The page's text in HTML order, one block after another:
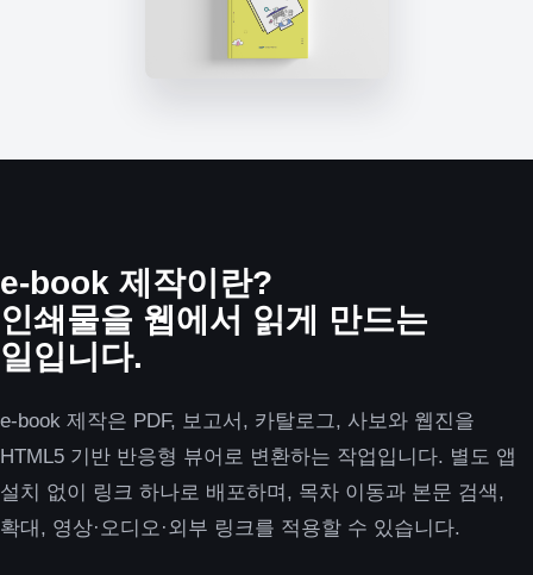
e-book 제작이란?
인쇄물을 웹에서 읽게 만드는
일입니다.
e-book 제작은 PDF, 보고서, 카탈로그, 사보와 웹진을
HTML5 기반 반응형 뷰어로 변환하는 작업입니다. 별도 앱
설치 없이 링크 하나로 배포하며, 목차 이동과 본문 검색,
확대, 영상·오디오·외부 링크를 적용할 수 있습니다.